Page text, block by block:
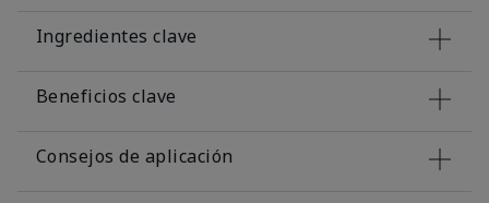
Ingredientes clave
Beneficios clave
Consejos de aplicación